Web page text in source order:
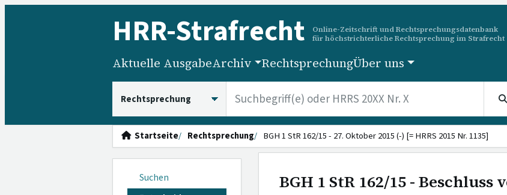
HRR-Strafrecht
Online-Zeitschrift und Rechtsprechungsdatenbank
für höchstrichterliche Rechtsprechung im Strafrecht
Aktuelle AusgabeArchiv RechtsprechungÜber uns
Startseite Rechtsprechung BGH 1 StR 162/15 - 27. Oktober 2015 (-) [= HRRS 2015 Nr. 1135]
Suchen
BGH 1 StR 162/15 - Beschluss